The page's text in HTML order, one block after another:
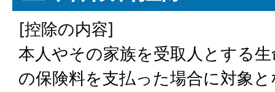
[控除の内容]
本人やその家族を受取人とする
の保険料を支払った場合に対象